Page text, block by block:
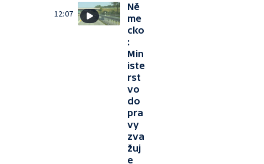
12:07
Ně
me
cko
:
Min
iste
rst
vo
do
pra
vy
zva
žuj
e